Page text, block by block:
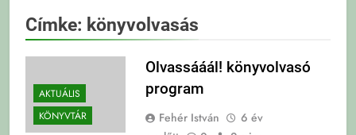
Címke: könyvolvasás
AKTUÁLIS
KÖNYVTÁR
Olvassááál! könyvolvasó
program
Fehér István
6 év